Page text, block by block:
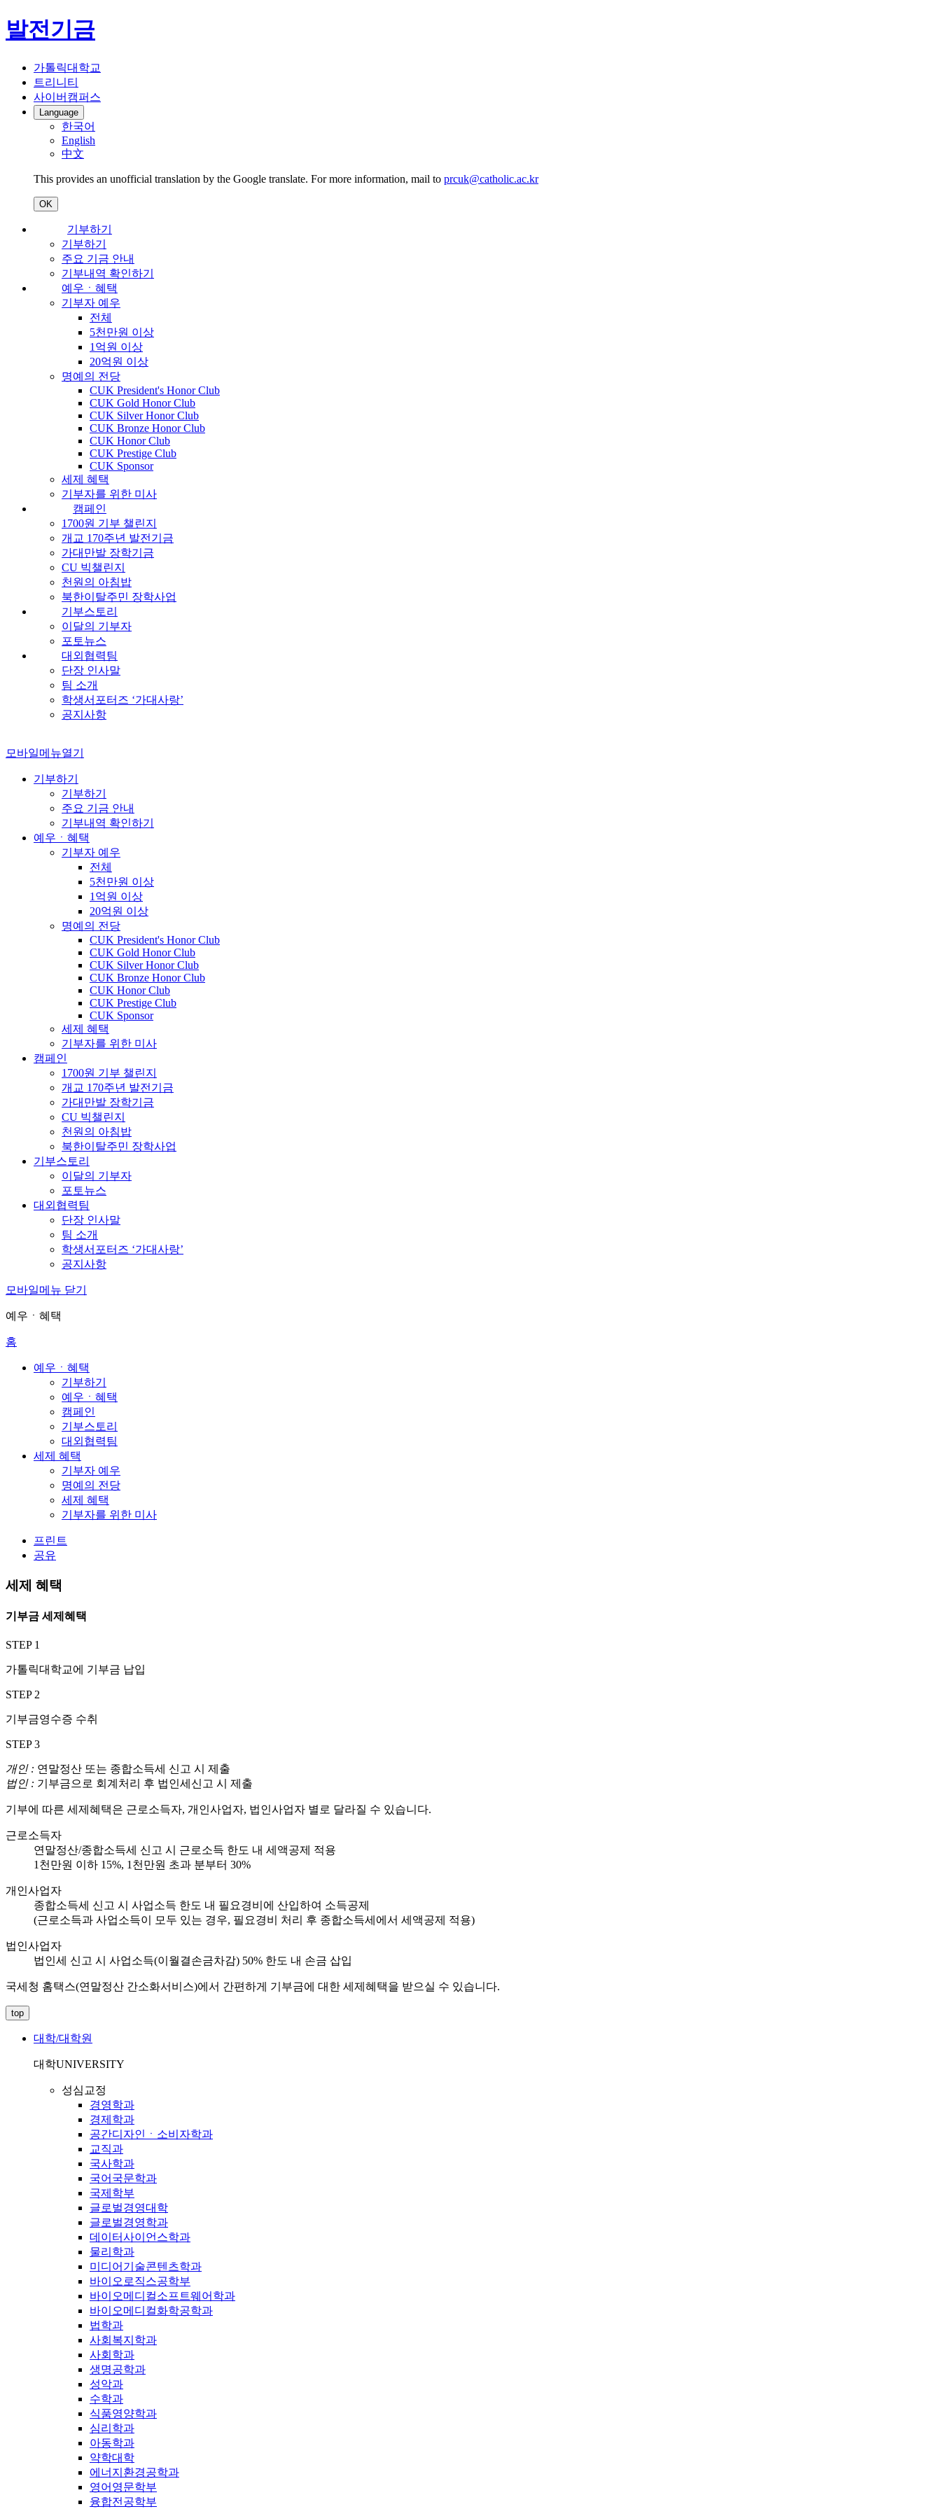
발전기금
가톨릭대학교
트리니티
사이버캠퍼스
Language
한국어
English
中文
This provides an unofficial translation by the Google translate. For more information, mail to prcuk@catholic.ac.kr
OK
기부하기
기부하기
주요 기금 안내
기부내역 확인하기
예우ㆍ혜택
기부자 예우
전체
5천만원 이상
1억원 이상
20억원 이상
명예의 전당
CUK President's Honor Club
CUK Gold Honor Club
CUK Silver Honor Club
CUK Bronze Honor Club
CUK Honor Club
CUK Prestige Club
CUK Sponsor
세제 혜택
기부자를 위한 미사
캠페인
1700원 기부 챌린지
개교 170주년 발전기금
가대만발 장학기금
CU 빅챌린지
천원의 아침밥
북한이탈주민 장학사업
기부스토리
이달의 기부자
포토뉴스
대외협력팀
단장 인사말
팀 소개
학생서포터즈 ‘가대사랑’
공지사항
모바일메뉴열기
기부하기
기부하기
주요 기금 안내
기부내역 확인하기
예우ㆍ혜택
기부자 예우
전체
5천만원 이상
1억원 이상
20억원 이상
명예의 전당
CUK President's Honor Club
CUK Gold Honor Club
CUK Silver Honor Club
CUK Bronze Honor Club
CUK Honor Club
CUK Prestige Club
CUK Sponsor
세제 혜택
기부자를 위한 미사
캠페인
1700원 기부 챌린지
개교 170주년 발전기금
가대만발 장학기금
CU 빅챌린지
천원의 아침밥
북한이탈주민 장학사업
기부스토리
이달의 기부자
포토뉴스
대외협력팀
단장 인사말
팀 소개
학생서포터즈 ‘가대사랑’
공지사항
모바일메뉴 닫기
예우ㆍ혜택
홈
예우ㆍ혜택
기부하기
예우ㆍ혜택
캠페인
기부스토리
대외협력팀
세제 혜택
기부자 예우
명예의 전당
세제 혜택
기부자를 위한 미사
프린트
공유
세제 혜택
기부금 세제혜택
STEP 1
가톨릭대학교에 기부금 납입
STEP 2
기부금영수증 수취
STEP 3
개인 : 연말정산 또는 종합소득세 신고 시 제출
법인 : 기부금으로 회계처리 후 법인세신고 시 제출
기부에 따른 세제혜택은 근로소득자, 개인사업자, 법인사업자 별로 달라질 수 있습니다.
근로소득자
연말정산/종합소득세 신고 시 근로소득 한도 내 세액공제 적용
1천만원 이하 15%, 1천만원 초과 분부터 30%
개인사업자
종합소득세 신고 시 사업소득 한도 내 필요경비에 산입하여 소득공제
(근로소득과 사업소득이 모두 있는 경우, 필요경비 처리 후 종합소득세에서 세액공제 적용)
법인사업자
법인세 신고 시 사업소득(이월결손금차감) 50% 한도 내 손금 삽입
국세청 홈택스(연말정산 간소화서비스)에서 간편하게 기부금에 대한 세제혜택을 받으실 수 있습니다.
top
대학/대학원
대학UNIVERSITY
성심교정
경영학과
경제학과
공간디자인ㆍ소비자학과
교직과
국사학과
국어국문학과
국제학부
글로벌경영대학
글로벌경영학과
데이터사이언스학과
물리학과
미디어기술콘텐츠학과
바이오로직스공학부
바이오메디컬소프트웨어학과
바이오메디컬화학공학과
법학과
사회복지학과
사회학과
생명공학과
성악과
수학과
식품영양학과
심리학과
아동학과
약학대학
에너지환경공학과
영어영문학부
융합전공학부